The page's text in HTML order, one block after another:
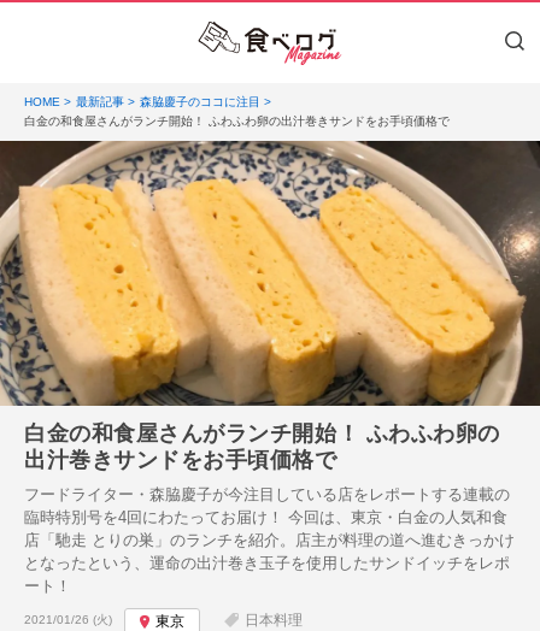
HOME 最新記事
森脇慶子のココに注目
白金の和食屋さんがランチ開始！ ふわふわ卵の出汁巻きサンドをお手頃価格で
白金の和食屋さんがランチ開始！ ふわふわ卵の
出汁巻きサンドをお手頃価格で
フードライター・森脇慶子が今注目している店をレポートする連載の
臨時特別号を4回にわたってお届け！ 今回は、東京・白金の人気和食
店「馳走 とりの巣」のランチを紹介。店主が料理の道へ進むきっかけ
となったという、運命の出汁巻き玉子を使用したサンドイッチをレポ
ート！
投稿日:
2021/01/26 (火) 東京 日本料理